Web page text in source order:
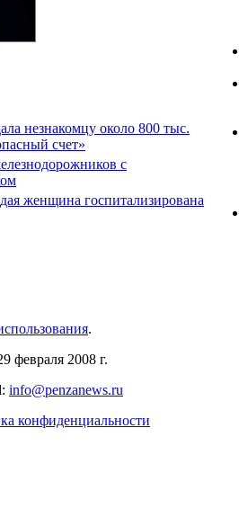
незнакомцу около 800 тыс.
счет»
с
женщина госпитализирована
.
февраля 2008 г.
info@penzanews.ru
конфиденциальности